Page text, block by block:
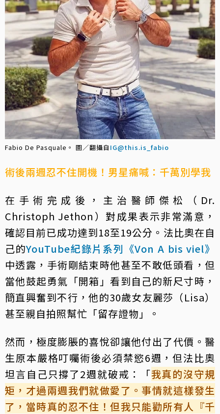
Fabio De Pasquale。 圖／翻攝自 IG@this.is_fabio
術後兩週忍不住開機！男星痛喊：千萬別學我
在手術完成後，主治醫師傑松（Dr.
Christoph Jethon）對成果表示非常滿意，
確認目前已成功達到18至19公分。法比奧在自
己的YouTube紀錄片系列《Von A bis viel》
中透露，手術剛結束時他甚至不敢低頭看，但
當他鼓起勇氣「開箱」看到自己的新尺寸時，
簡直興奮到不行，他的30歲女友麗莎（Lisa）
甚至親自拍照幫忙「留存證物」。
然而，極度膨脹的喜悅卻讓他付出了代價。醫
生原本嚴格叮囑術後必須禁慾6週，但法比奧
坦言自己只撐了2週就破戒：「我真的沒守規
矩，才過兩週我們就做愛了。事情就這樣發生
了，當時真的忍不住！但我只能勸所有人『千